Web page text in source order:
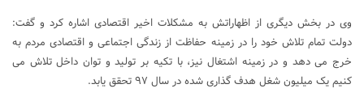
وی در بخش دیگری از اظهاراتش به مشکلات اخیر اقتصادی اشاره کرد و گفت:
دولت تمام تلاش خود را در زمینه حفاظت از زندگی اجتماعی و اقتصادی مردم به
خرج می دهد و در زمینه اشتغال نیز، با تکیه بر تولید و توان داخل تلاش می
کنیم یک میلیون شغل هدف گذاری شده در سال ۹۷ تحقق یابد.